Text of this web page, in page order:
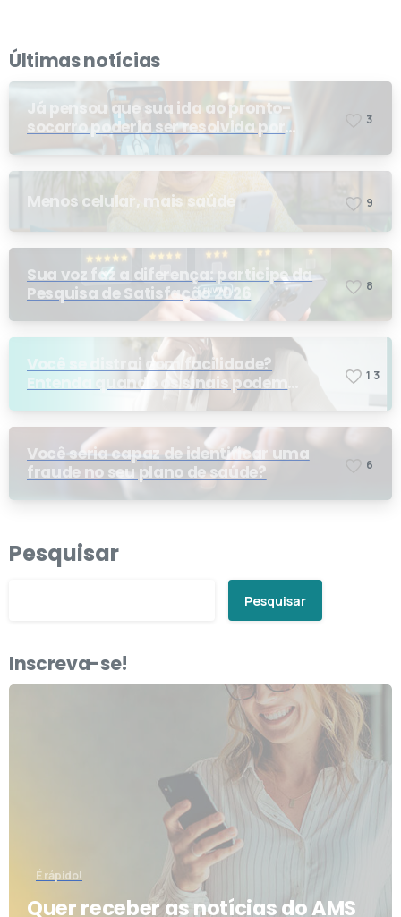
Últimas notícias
Já pensou que sua ida ao pronto-
socorro poderia ser resolvida por
telemedicina?
3
Menos celular, mais saúde 9
Sua voz faz a diferença: participe da
Pesquisa de Satisfação 2026
8
Você se distrai com facilidade?
Entenda quando os sinais podem
1 3
Você seria capaz de identificar uma
fraude no seu plano de saúde?
6
Pesquisar
Pesquisar
Inscreva-se!
É rápido!
Quer receber as notícias do AMS